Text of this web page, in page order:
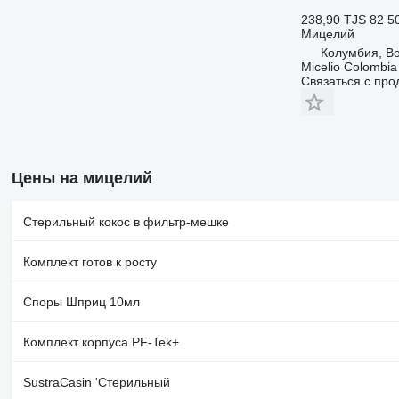
238,90 TJS 82
Мицелий
Колумбия,
Micelio Colombia
Связаться с
Цены на мицелий
Стерильный кокос в фильтр-мешке
Комплект готов к росту
Споры Шприц 10мл
Комплект корпуса PF-Tek+
SustraCasin 'Стерильный